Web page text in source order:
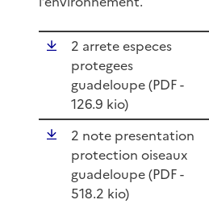
2 arrete especes
protegees
guadeloupe (PDF-
126.9 kio)
2 note presentation
protection oiseaux
guadeloupe (PDF-
518.2 kio)